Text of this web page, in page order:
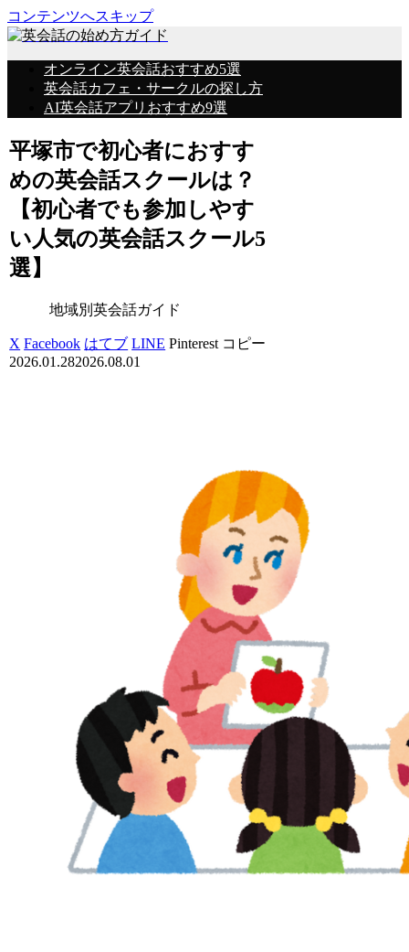
コンテンツへスキップ
オンライン英会話おすすめ5選
英会話カフェ・サークルの探し方
AI英会話アプリおすすめ9選
平塚市で初心者におすす
めの英会話スクールは？
【初心者でも参加しやす
い人気の英会話スクール5
選】
地域別英会話ガイド
X Facebook はてブ LINE Pinterest コピー
2026.01.282026.08.01